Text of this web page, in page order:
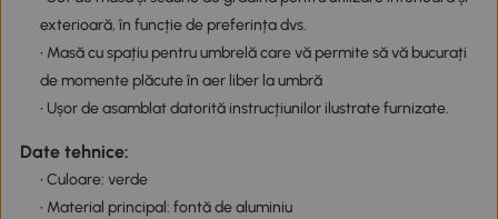
exterioară, în funcție de preferința dvs.
• Masă cu spațiu pentru umbrelă care vă permite să vă bucurați
de momente plăcute în aer liber la umbră
• Ușor de asamblat datorită instrucțiunilor ilustrate furnizate.
Date tehnice:
• Culoare: verde
• Material principal: fontă de aluminiu